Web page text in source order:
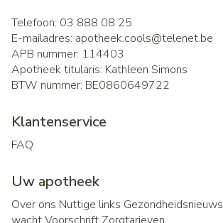
Telefoon: 03 888 08 25
E-mailadres: apotheek.cools@telenet.be
APB nummer: 114403
Apotheek titularis: Kathleen Simons
BTW nummer: BE0860649722
Klantenservice
FAQ
Uw apotheek
Over ons Nuttige links Gezondheidsnieuws